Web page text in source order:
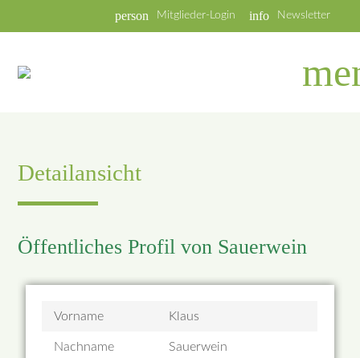
info Newsletter
person Mitglieder-Login
Detailansicht
Öffentliches Profil von Sauerwein
Vorname Klaus
Nachname Sauerwein